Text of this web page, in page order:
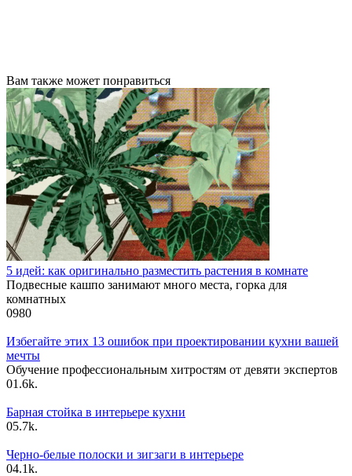
Вам также может понравиться
5 идей: как оригинально разместить растения в комнате
Подвесные кашпо занимают много места, горка для
комнатных
0980
Избегайте этих 13 ошибок при проектировании кухни вашей
мечты
Обучение профессиональным хитростям от девяти экспертов
01.6k.
Барная стойка в интерьере кухни
05.7k.
Черно-белые полоски и зигзаги в интерьере
04.1k.